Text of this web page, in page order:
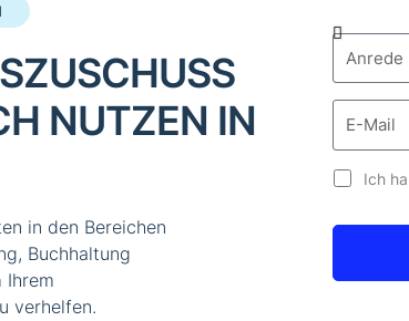
NUTZEN IN
in den Bereichen
Buchhaltung
Ihrem
verhelfen.
Ich